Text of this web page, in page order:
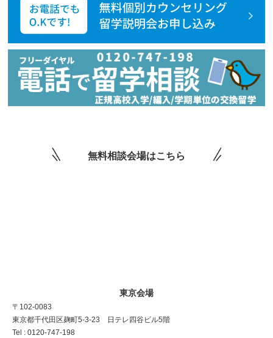
無料相談会場はこちら
東京会場
〒102-0083
東京都千代田区麹町5-3-23 日テレ四谷ビル5階
Tel : 0120-747-198